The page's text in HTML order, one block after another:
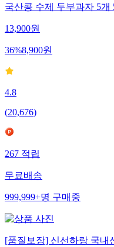
국산콩 수제 두부과자 5개
13,900원
36%8,900원
4.8
(20,676)
267 적립
무료배송
999,999+명 구매중
[품질보장] 신선하랑 국내